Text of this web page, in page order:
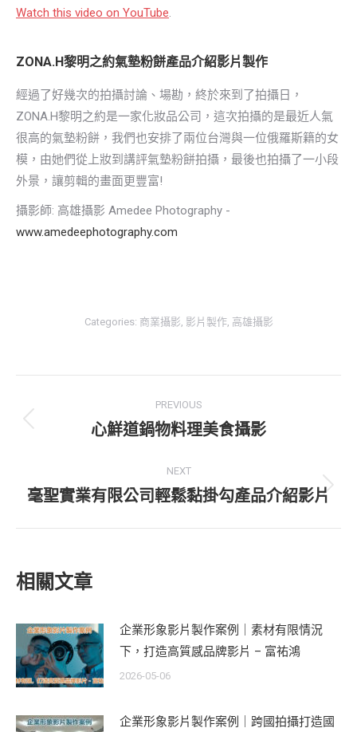
Watch this video on YouTube.
ZONA.H黎明之約氣墊粉餅產品介紹影片製作
經過了好幾次的拍攝討論、場勘，終於來到了拍攝日，
ZONA.H黎明之約是一家化妝品公司，這次拍攝的是最近人氣
很高的氣墊粉餅，我們也安排了兩位台灣與一位俄羅斯籍的女
模，由她們從上妝到講評氣墊粉餅拍攝，最後也拍攝了一小段
外景，讓剪輯的畫面更豐富!
攝影師: 高雄攝影 Amedee Photography -
www.amedeephotography.com
Categories: 商業攝影, 影片製作, 高雄攝影
navigation
PREVIOUS
Previous
心鮮道鍋物料理美食攝影
NEXT
Next
毫聖實業有限公司輕鬆黏掛勾產品介紹影片
相關文章
企業形象影片製作案例｜素材有限情況
下，打造高質感品牌影片 – 富祐鴻
2026-05-06
企業形象影片製作案例｜跨國拍攝打造國